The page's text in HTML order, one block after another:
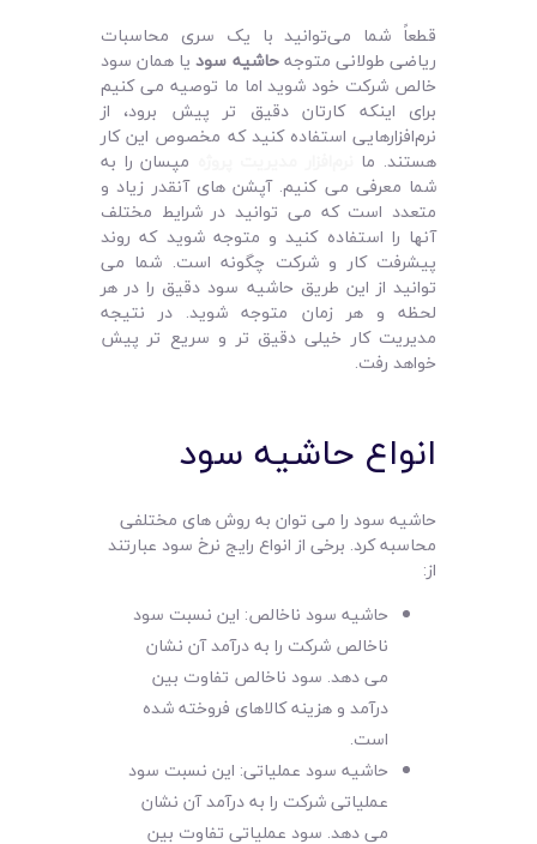
قطعاً شما می‌توانید با یک سری محاسبات
ریاضی طولانی متوجهحاشیه سودیا همان سود
خالص شرکت خود شوید اما ما توصیه می‌ کنیم
برای اینکه کارتان دقیق‌ تر پیش برود، از
نرم‌افزارهایی استفاده کنید که مخصوص این کار
هستند. ما
مپسان را به
شما معرفی می‌ کنیم. آپشن‌ های آنقدر زیاد و
متعدد است که می‌ توانید در شرایط مختلف
آنها را استفاده کنید و متوجه شوید که روند
پیشرفت کار و شرکت چگونه است. شما می‌
توانید از این طریق حاشیه سود دقیق را در هر
لحظه و هر زمان متوجه شوید. در نتیجه
مدیریت کار خیلی دقیق‌ تر و سریع تر پیش
خواهد رفت.
انواع حاشیه سود
حاشیه سود را می توان به روش های مختلفی
محاسبه کرد. برخی از انواع رایج نرخ سود عبارتند
از:
حاشیه سود ناخالص: این نسبت سود
ناخالص شرکت را به درآمد آن نشان
می دهد. سود ناخالص تفاوت بین
درآمد و هزینه کالاهای فروخته شده
است.
حاشیه سود عملیاتی: این نسبت سود
عملیاتی شرکت را به درآمد آن نشان
می دهد. سود عملیاتی تفاوت بین